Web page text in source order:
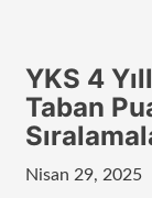
YKS 4
Taban
Nisan 29, 2025